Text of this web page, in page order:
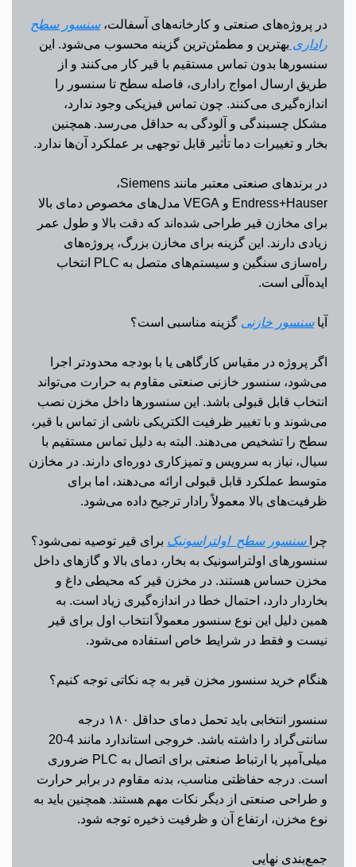
در پروژه‌های صنعتی و کارخانه‌های آسفالت،سنسور سطح
راداری بهترین و مطمئن‌ترین گزینه محسوب می‌شود. این
سنسورها بدون تماس مستقیم با قیر کار می‌کنند و از
طریق ارسال امواج راداری، فاصله سطح تا سنسور را
اندازه‌گیری می‌کنند. چون تماس فیزیکی وجود ندارد،
مشکل چسبندگی و آلودگی به حداقل می‌رسد. همچنین
بخار و تغییرات دما تأثیر قابل توجهی بر عملکرد آن‌ها ندارد.
در برندهای صنعتی معتبر مانند Siemens،
Endress+Hauser و VEGAمدل‌های مخصوص دمای بالا
برای مخازن قیر طراحی شده‌اند که دقت بالا و طول عمر
زیادی دارند. این گزینه برای مخازن بزرگ، پروژه‌های
راه‌سازی سنگین و سیستم‌های متصل به PLC
انتخاب
ایده‌آلی است.
آیاسنسور خازنی گزینه مناسبی است؟
اگر پروژه در مقیاس کارگاهی یا با بودجه محدودتر اجرا
می‌شود، سنسور خازنی صنعتی مقاوم به حرارت می‌تواند
انتخاب قابل قبولی باشد. این سنسورها داخل مخزن نصب
می‌شوند و با تغییر ظرفیت الکتریکی ناشی از تماس با قیر،
سطح را تشخیص می‌دهند. البته به دلیل تماس مستقیم با
سیال، نیاز به سرویس و تمیزکاری دوره‌ای دارند. در مخازن
متوسط عملکرد قابل قبولی ارائه می‌دهند، اما برای
ظرفیت‌های بالا معمولاً رادار ترجیح داده می‌شود.
چرا سنسور سطح اولتراسونیک برای قیر توصیه نمی‌شود؟
سنسورهای اولتراسونیک به بخار، دمای بالا و گازهای داخل
مخزن حساس هستند. در مخزن قیر که محیطی داغ و
بخاردار دارد، احتمال خطا در اندازه‌گیری زیاد است. به
همین دلیل این نوع سنسور معمولاً انتخاب اول برای قیر
نیست و فقط در شرایط خاص استفاده می‌شود.
هنگام خرید سنسور مخزن قیر به چه نکاتی توجه کنیم؟
سنسور انتخابی باید تحمل دمای حداقل ۱۸۰ درجه
سانتی‌گراد را داشته باشد. خروجی استاندارد مانند 4-20
میلی‌آمپر یا ارتباط صنعتی برای اتصال به PLC ضروری
است. درجه حفاظتی مناسب، بدنه مقاوم در برابر حرارت
و طراحی صنعتی از دیگر نکات مهم هستند. همچنین باید به
نوع مخزن، ارتفاع آن و ظرفیت ذخیره توجه شود.
جمع‌بندی نهایی